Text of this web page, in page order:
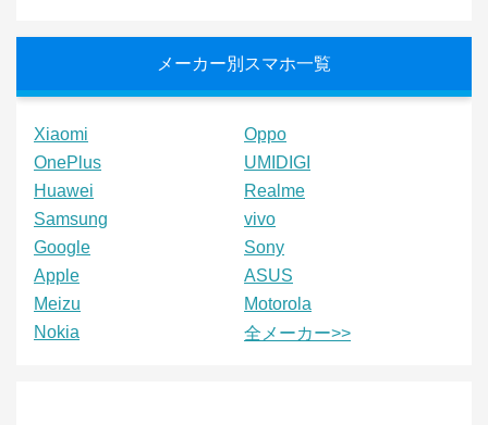
メーカー別スマホ一覧
Xiaomi
Oppo
OnePlus
UMIDIGI
Huawei
Realme
Samsung
vivo
Google
Sony
Apple
ASUS
Meizu
Motorola
Nokia
全メーカー>>